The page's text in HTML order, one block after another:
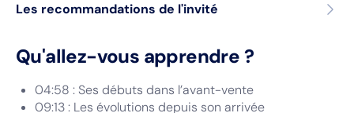
Les recommandations de l'invité
Qu'allez-vous apprendre ?
04:58 : Ses débuts dans l’avant-vente
09:13 : Les évolutions depuis son arrivée